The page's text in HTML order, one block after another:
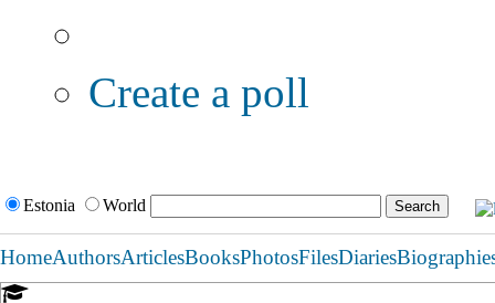
Create a poll
Estonia World
HomeAuthorsArticlesBooksPhotosFilesDiaries